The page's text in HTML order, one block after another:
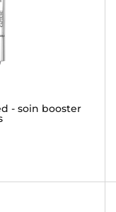
- soin booster